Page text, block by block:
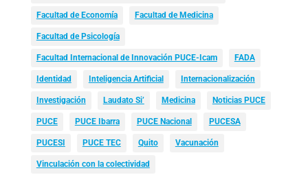
Facultad de Economía Facultad de Medicina
Facultad de Psicología
Facultad Internacional de Innovación PUCE-Icam FADA
Identidad Inteligencia Artificial Internacionalización
Investigación Laudato Si’ Medicina Noticias PUCE
PUCE PUCE Ibarra PUCE Nacional PUCESA
PUCESI PUCE TEC Quito Vacunación
Vinculación con la colectividad